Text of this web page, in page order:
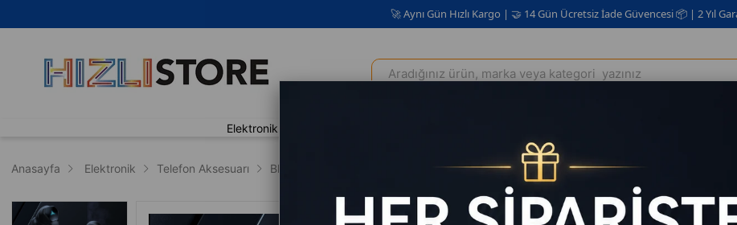
🚀 Aynı Gün Hızlı Kargo | 🤝 14 Gün Ücretsiz İade Güvencesi 📦 | 2 Yıl Garanti ✅
Elektronik
Anasayfa Elektronik Telefon Aksesuarı Bluetooth Kulaklık Lenovo TWS Bluetooth Kulaklık Oyun Modlu, Surround Ses,
Lenovo